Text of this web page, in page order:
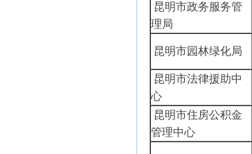
昆明市政务服务管
理局
昆明市园林绿化局
昆明市法律援助中
心
昆明市住房公积金
管理中心